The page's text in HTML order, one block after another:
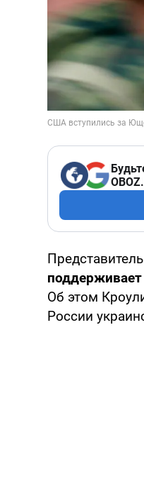
Об этом
России